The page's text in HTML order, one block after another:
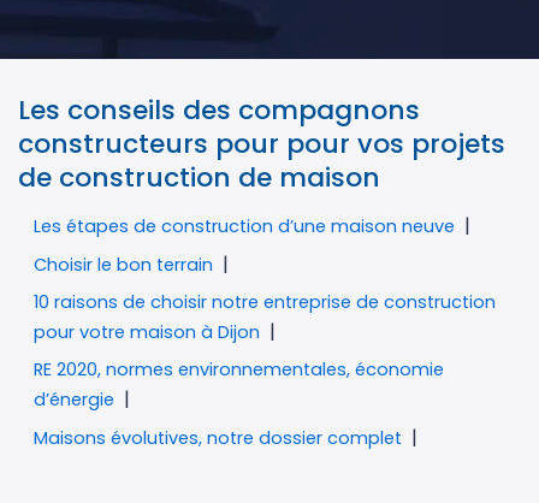
Les conseils des compagnons
constructeurs pour pour vos projets
de construction de maison
Les étapes de construction d’une maison neuve
Choisir le bon terrain
10 raisons de choisir notre entreprise de construction
pour votre maison à Dijon
RE 2020, normes environnementales, économie
d’énergie
Maisons évolutives, notre dossier complet